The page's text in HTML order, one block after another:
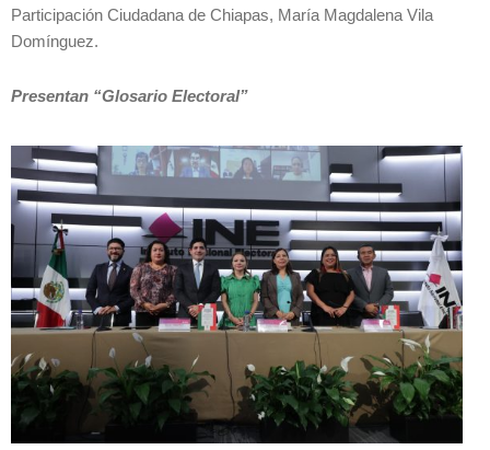
Participación Ciudadana de Chiapas, María Magdalena Vila
Domínguez.
Presentan “Glosario Electoral”